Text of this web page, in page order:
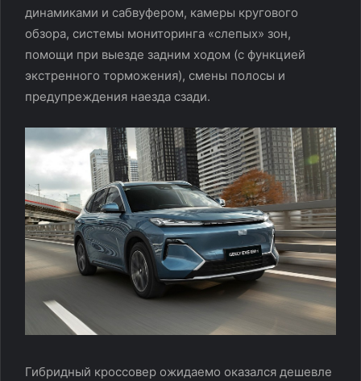
динамиками и сабвуфером, камеры кругового
обзора, системы мониторинга «слепых» зон,
помощи при выезде задним ходом (с функцией
экстренного торможения), смены полосы и
предупреждения наезда сзади.
Гибридный кроссовер ожидаемо оказался дешевле